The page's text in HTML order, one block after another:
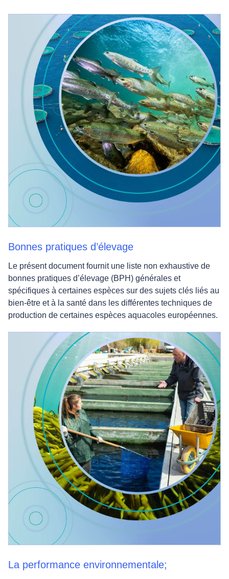
Bonnes pratiques d’élevage
Le présent document fournit une liste non exhaustive de
bonnes pratiques d’élevage (BPH) générales et
spécifiques à certaines espèces sur des sujets clés liés au
bien-être et à la santé dans les différentes techniques de
production de certaines espèces aquacoles européennes.
La performance environnementale;